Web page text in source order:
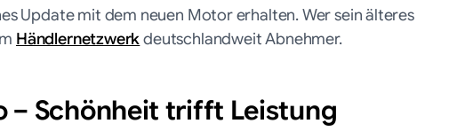
Update mit dem neuen Motor erhalten. Wer sein älteres
Händlernetzwerkdeutschlandweit Abnehmer.
– Schönheit trifft Leistung